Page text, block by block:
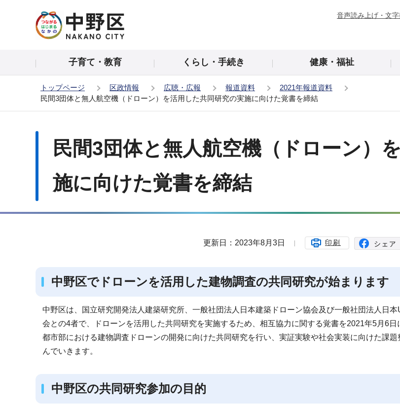
の
音声読み上げ・文
子育て・教育 くらし・手続き 健康・福祉
トップページ 区政情報 広聴・広報 報道資料
2021年報道資料
民間3団体と無人航空機（ドローン）を活用した共同研究の実施に向けた覚書を締結
民間3団体と無人航空機（ドローン）
施に向けた覚書を締結
更新日：2023年8月3日 印刷
中野区でドローンを活用した建物調査の共同研究が始まります
中野区は、国立研究開発法人建築研究所、一般社団法人日本建築ドローン協会及び一般社団法人日
会との4者で、ドローンを活用した共同研究を実施するため、相互協力に関する覚書を2021年5月6日
都市部における建物調査ドローンの開発に向けた共同研究を行い、実証実験や社会実装に向けた課題
んでいきます。
中野区の共同研究参加の目的
ー
シ
ョ
か